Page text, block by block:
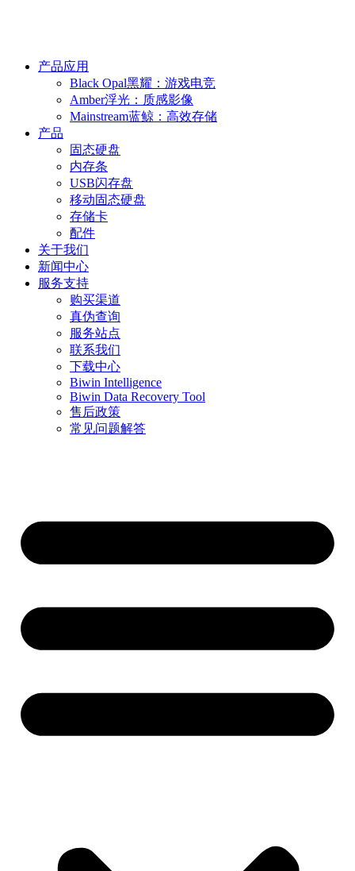
产品应用
Black Opal黑耀：游戏电竞
Amber浮光：质感影像
Mainstream蓝鲸：高效存储
产品
固态硬盘
内存条
USB闪存盘
移动固态硬盘
存储卡
配件
关于我们
新闻中心
服务支持
购买渠道
真伪查询
服务站点
联系我们
下载中心
Biwin Intelligence
Biwin Data Recovery Tool
售后政策
常见问题解答